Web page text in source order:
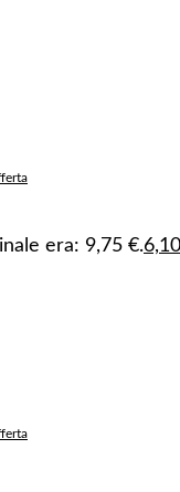
era: 9,75 €.